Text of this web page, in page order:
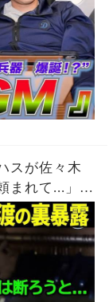
スが佐々木
まれて...」